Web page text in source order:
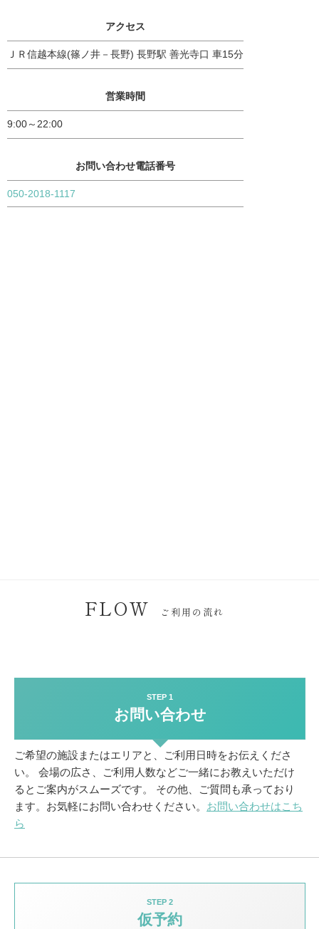
アクセス
ＪＲ信越本線(篠ノ井－長野) 長野駅 善光寺口 車15分
営業時間
9:00～22:00
お問い合わせ電話番号
050-2018-1117
FLOW ご利用の流れ
STEP 1
お問い合わせ
ご希望の施設またはエリアと、ご利用日時をお伝えくださ
い。
会場の広さ、ご利用人数などご一緒にお教えいただけ
るとご案内がスムーズです。
その他、ご質問も承っており
ます。お気軽にお問い合わせください。 お問い合わせはこち
ら
STEP 2
仮予約